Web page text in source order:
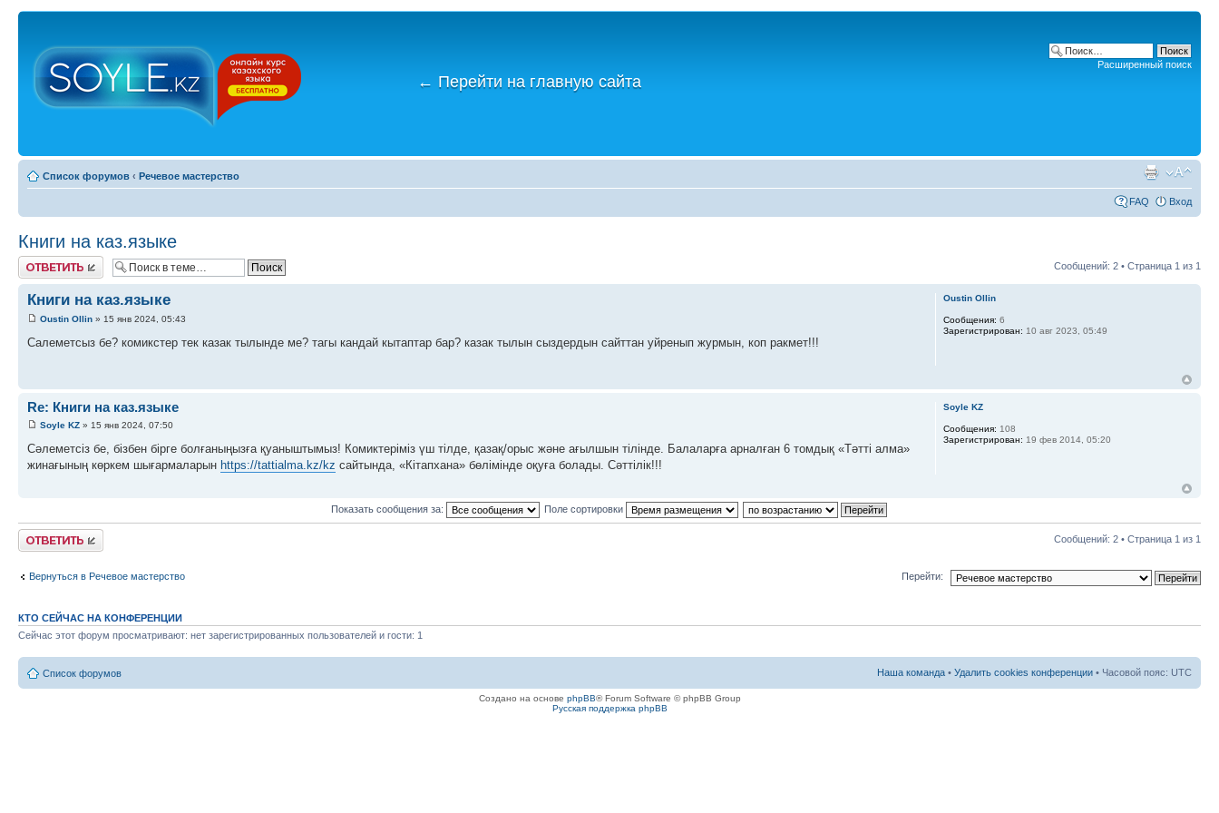
← Перейти на главную сайта
Расширенный поиск
Список форумов ‹ Речевое мастерство
FAQ Вход
Книги на каз.языке
Ответить Сообщений: 2 • Страница 1 из 1
Книги на каз.языке
Oustin Ollin » 15 янв 2024, 05:43
Салеметсыз бе? комикстер тек казак тылынде ме? тагы кандай кытаптар бар? казак тылын сыздердын сайттан уйренып журмын, коп ракмет!!!
Oustin Ollin
Сообщения: 6
Зарегистрирован: 10 авг 2023, 05:49
Re: Книги на каз.языке
Soyle KZ » 15 янв 2024, 07:50
Сәлеметсіз бе, бізбен бірге болғаныңызға қуаныштымыз! Комиктеріміз үш тілде, қазақ/орыс және ағылшын тілінде. Балаларға арналған 6 томдық «Тәтті алма»
жинағының көркем шығармаларын https://tattialma.kz/kz сайтында, «Кітапхана» бөлімінде оқуға болады. Сәттілік!!!
Soyle KZ
Сообщения: 108
Зарегистрирован: 19 фев 2014, 05:20
Показать сообщения за: Поле сортировки
Ответить Сообщений: 2 • Страница 1 из 1
Вернуться в Речевое мастерство Перейти:
КТО СЕЙЧАС НА КОНФЕРЕНЦИИ
Сейчас этот форум просматривают: нет зарегистрированных пользователей и гости: 1
Список форумов Наша команда • Удалить cookies конференции • Часовой пояс: UTC
Создано на основе phpBB® Forum Software © phpBB Group
Русская поддержка phpBB